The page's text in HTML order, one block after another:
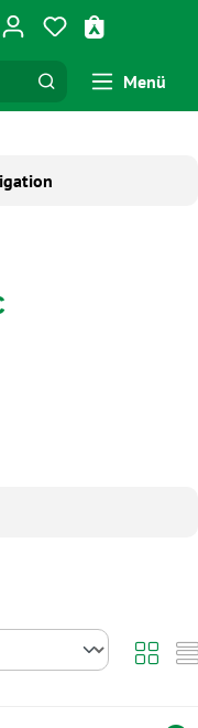
Du hast 0
Menü